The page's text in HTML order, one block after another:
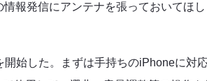
報発信にアンテナを張っておいてほし
始した。まずは手持ちのiPhoneに対